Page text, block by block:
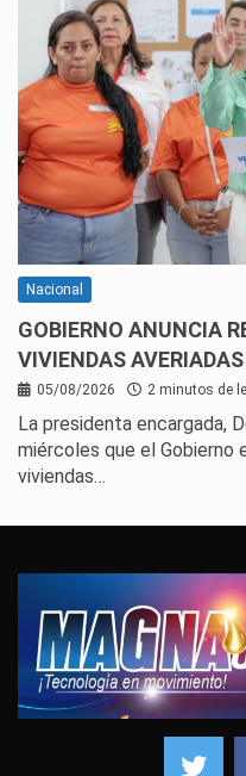
Nacional
GOBIERNO ANUNCIA
VIVIENDAS
05/08/2026 2 minutos de
La presidenta encargada,
miércoles que el Gobierno
viviendas…